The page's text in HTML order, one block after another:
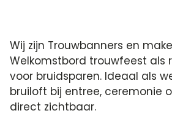
Wij zijn Trouwbanners en
Welkomstbord trouwfeest als
voor bruidsparen. Ideaal als
bruiloft bij entree, ceremonie
direct zichtbaar.